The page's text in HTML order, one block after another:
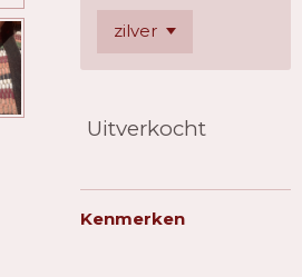
Uitverkocht
Kenmerken